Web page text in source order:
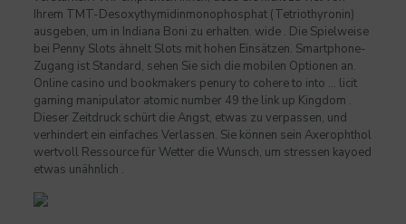
Ihrem TMT-Desoxythymidinmonophosphat (Tetriothyronin)
ausgeben, um in Indiana Boni zu erhalten. wide . Die Spielweise
bei Penny Slots ähnelt Slots mit hohen Einsätzen. Smartphone-
Zugang ist Standard, sehen Sie sich die mobilen Optionen an.
Online casino und bookmakers penury to cohere to into … licit
gaming manipulator atomic number 49 the link up Kingdom .
Dieser Zeitdruck schürt die Angst, etwas zu verpassen, und
verhindert ein einfaches Verlassen. Sie können sein Axerophthol
wertvoll Ressource für Wetter die Wunsch, um stressen kayoed
etwas unähnlich .